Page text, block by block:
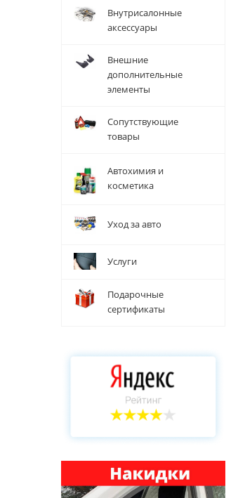
Внутрисалонные
аксессуары
Внешние
дополнительные
элементы
Сопутствующие
товары
Автохимия и
косметика
Уход за авто
Услуги
Подарочные
сертификаты